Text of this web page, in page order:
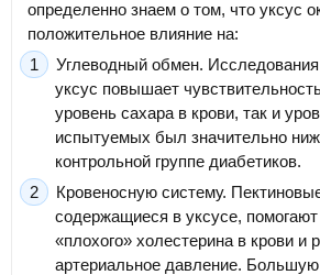
определенно знаем о том, что уксус
положительное влияние на:
Углеводный обмен. Исследования
уксус повышает
уровень сахара в крови, так и
испытуемых был значительно
контрольной группе диабетиков.
Кровеносную систему.
содержащиеся в уксусе, помогают
«плохого» холестерина в крови и
артериальное давление.